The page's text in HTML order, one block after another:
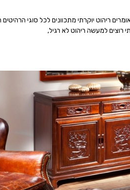
ריהוט יוקרתי מתכוונים לכל סוגי
רוצים למעשה ריהוט לא רגיל,